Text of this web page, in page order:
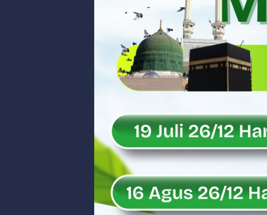
RELIS KEJAKSAAN TINGGI SUMATERA BARAT
Peringati Hari Koperasi ke-79, Wagub
Dilantik sebagai Ketua Umum Gema
Bangunan Liar di Atas Aset PT KAI Diduga
Soal Isu Kejati Sumatera Barat Jemput
Danrem 032/Wbr: Jadikan Pengabdian
Ini Penjelasan Kejaksaan Tinggi Sumatera
Rahmat Saleh Ingatkan Agrinas soal
Danrem 032/Wbr Kunjungi Kodim 0311/